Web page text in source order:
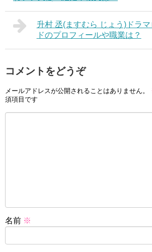
升村 丞(ますむら じょう)ドラ
ドのプロフィールや職業は？
コメントをどうぞ
メールアドレスが公開されることはありません。
須項目です
名前 ※